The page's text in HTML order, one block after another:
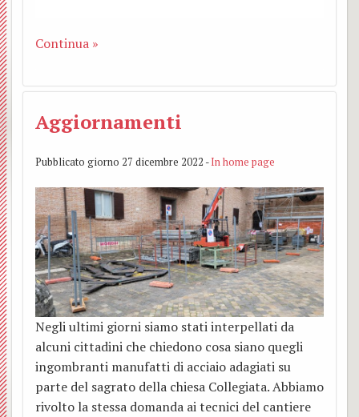
Continua »
Aggiornamenti
Pubblicato giorno 27 dicembre 2022 -In home page
Negli ultimi giorni siamo stati interpellati da
alcuni cittadini che chiedono cosa siano quegli
ingombranti manufatti di acciaio adagiati su
parte del sagrato della chiesa Collegiata. Abbiamo
rivolto la stessa domanda ai tecnici del cantiere